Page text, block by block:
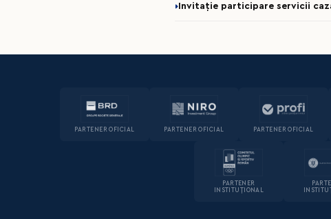
Invitație participare servicii
PARTENER OFICIAL PARTENER OFICIAL PARTENER OFICIAL
PARTENER
INSTITUȚIONAL